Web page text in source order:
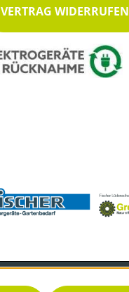
VERTRAG WIDERRUFEN